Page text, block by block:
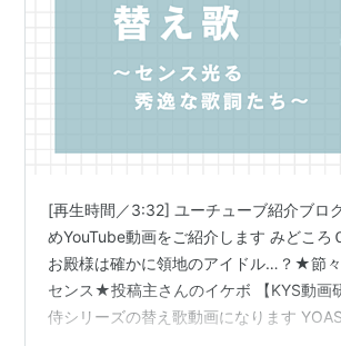
[再生時間／3:32] ユーチューブ紹介ブロ
めYouTube動画をご紹介します みどこ
お殿様は確かに領地のアイドル…？★節
センス★投稿主さんのイケボ 【KYS動画
侍シリーズの替え歌動画になります